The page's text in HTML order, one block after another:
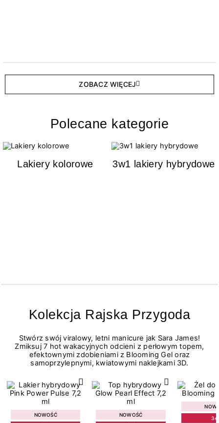
ZOBACZ WIĘCEJ
Polecane kategorie
Lakiery kolorowe 3w1 lakiery hybrydowe
Kolekcja Rajska Przygoda
Stwórz swój viralowy, letni manicure jak Sara James!
Zmiksuj 7 hot wakacyjnych odcieni z perłowym topem,
efektownymi zdobieniami z Blooming Gel oraz
samoprzylepnymi, kwiatowymi naklejkami 3D.
NOWOŚĆ
NOWOŚĆ